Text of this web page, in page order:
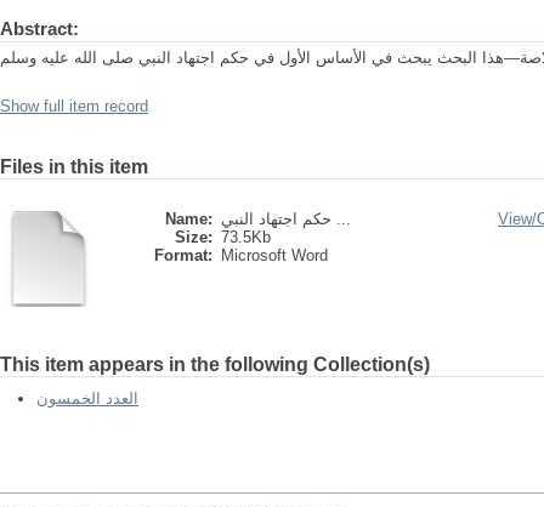
Abstract:
البحث يبحث في الأساس الأول في حكم اجتهاد النبي صلى الله عليه وسلم
Show full item record
Files in this item
Name:
حكم اجتهاد النبي ...
Size: 73.5Kb
Format:
Microsoft Word
View/
This item appears in the following Collection(s)
العدد الخمسون